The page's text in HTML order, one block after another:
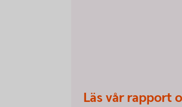
Läs vår rapport